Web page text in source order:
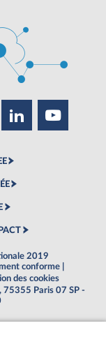
2019
conforme
des cookies
75355 Paris 07 SP -